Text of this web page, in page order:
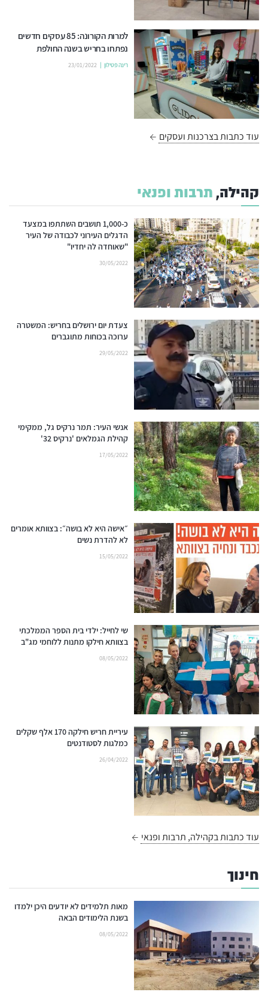
למרות הקורונה: 85 עסקים חדשים
נפתחו בחריש בשנה החולפת
רינה פטילון 23/01/2022
עוד כתבות בצרכנות ועסקים
קהילה, תרבות ופנאי
כ-1,000 תושבים השתתפו במצעד
הדגלים העירוני לכבודה של העיר
"שאוחדה לה יחדיו"
30/05/2022
צעדת יום ירושלים בחריש: המשטרה
ערוכה בכוחות מתוגברים
29/05/2022
אנשי העיר: תמר נרקיס גל, ממקימי
קהילת הגמלאים 'נרקיס 32'
17/05/2022
״אישה היא לא בושה״: בצוותא אומרים
לא להדרת נשים
15/05/2022
שי לחייל: ילדי בית הספר הממלכתי
בצוותא חילקו מתנות ללוחמי מג"ב
08/05/2022
עיריית חריש חילקה 170 אלף שקלים
כמלגות לסטודנטים
26/04/2022
עוד כתבות בקהילה, תרבות ופנאי
חינוך
מאות תלמידים לא יודעים היכן ילמדו
בשנת הלימודים הבאה
08/05/2022